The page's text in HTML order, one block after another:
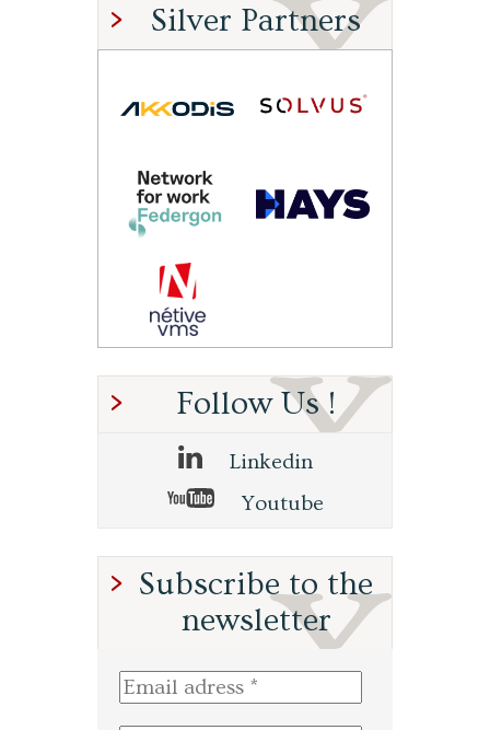
Silver Partners
Follow Us !
Linkedin
Youtube
Subscribe to the
newsletter